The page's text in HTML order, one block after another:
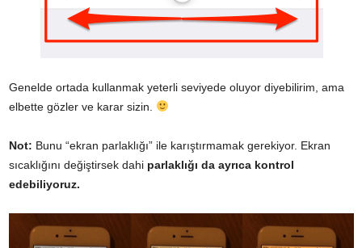
Genelde ortada kullanmak yeterli seviyede oluyor diyebilirim, ama
elbette gözler ve karar sizin.
Not: Bunu “ekran parlaklığı” ile karıştırmamak gerekiyor. Ekran
sıcaklığını değiştirsek dahi parlaklığı da ayrıca kontrol
edebiliyoruz.